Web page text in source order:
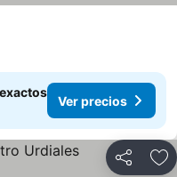
Ver precios
Compartir